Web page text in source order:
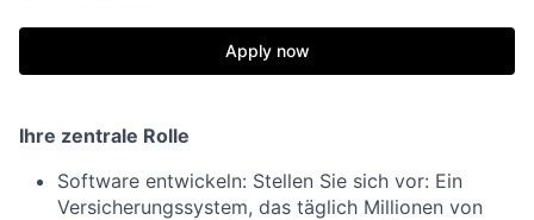
Apply now
Ihre zentrale Rolle
Software entwickeln: Stellen Sie sich vor: Ein
Versicherungssystem, das täglich Millionen von